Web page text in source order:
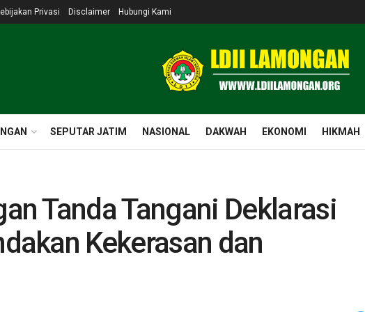
Privasi Disclaimer Hubungi Kami
SEPUTAR JATIM NASIONAL DAKWAH EKONOMI HIKMAH
Tanda Tangani Deklarasi
Kekerasan dan